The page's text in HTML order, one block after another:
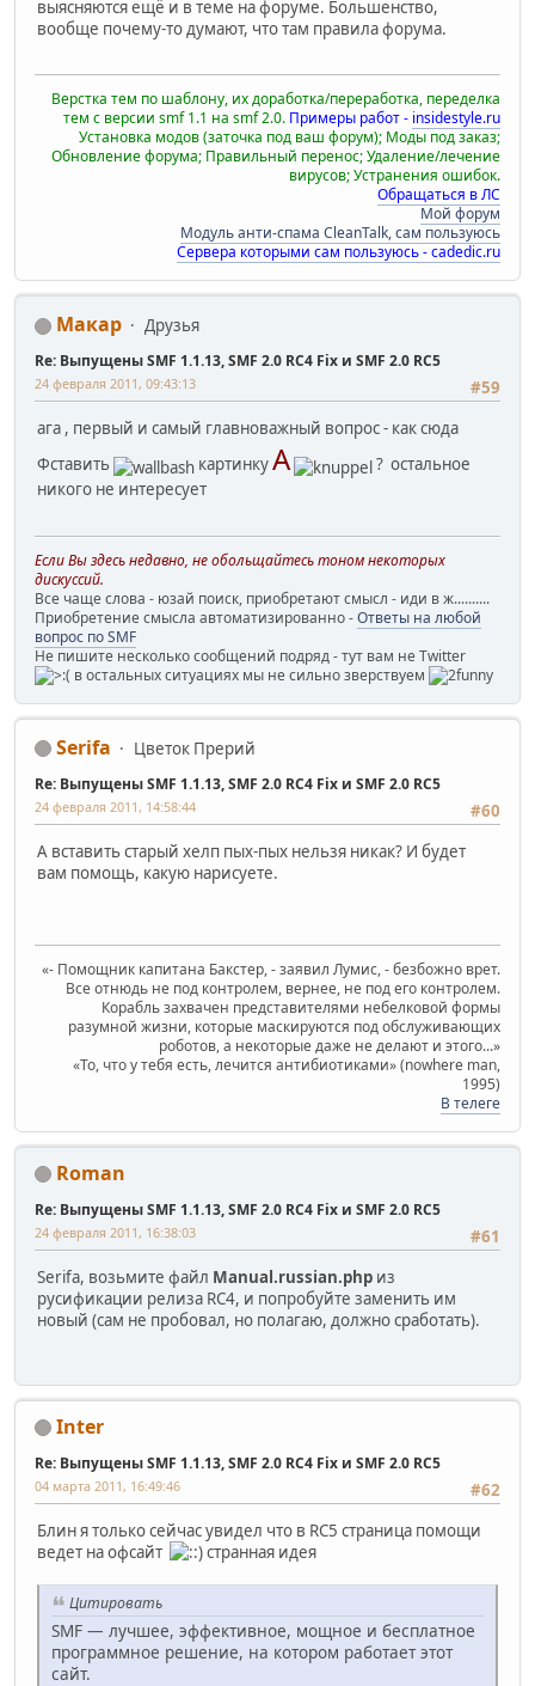
выясняются ещё и в теме на форуме. Большенство,
вообще почему-то думают, что там правила форума.
Верстка тем по шаблону, их доработка/переработка, переделка
тем с версии smf 1.1 на smf 2.0. Примеры работ - insidestyle.ru
Установка модов (заточка под ваш форум); Моды под заказ;
Обновление форума; Правильный перенос; Удаление/лечение
вирусов; Устранения ошибок.
Обращаться в ЛС
Мой форум
Модуль анти-спама CleanTalk, сам пользуюсь
Сервера которыми сам пользуюсь - cadedic.ru
Макар Друзья
Re: Выпущены SMF 1.1.13, SMF 2.0 RC4 Fix и SMF 2.0 RC5
#59
24 февраля 2011, 09:43:13
ага , первый и самый главноважный вопрос - как сюда
Фставить
картинкуА
? остальное
никого не интересует
Если Вы здесь недавно, не обольщайтесь тоном некоторых
дискуссий.
Все чаще слова - юзай поиск, приобретают смысл - иди в ж..........
Приобретение смысла автоматизированно -Ответы на любой
вопрос по SMF
Не пишите несколько сообщений подряд - тут вам не Twitter
в остальных ситуациях мы не сильно зверствуем
Serifa Цветок Прерий
Re: Выпущены SMF 1.1.13, SMF 2.0 RC4 Fix и SMF 2.0 RC5
#60
24 февраля 2011, 14:58:44
А вставить старый хелп пых-пых нельзя никак? И будет
вам помощь, какую нарисуете.
«- Помощник капитана Бакстер, - заявил Лумис, - безбожно врет.
Все отнюдь не под контролем, вернее, не под его контролем.
Корабль захвачен представителями небелковой формы
разумной жизни, которые маскируются под обслуживающих
роботов, а некоторые даже не делают и этого...»
«То, что у тебя есть, лечится антибиотиками» (nowhere man,
1995)
В телеге
Roman
Re: Выпущены SMF 1.1.13, SMF 2.0 RC4 Fix и SMF 2.0 RC5
#61
24 февраля 2011, 16:38:03
Serifa, возьмите файл Manual.russian.php из
русификации релиза RC4, и попробуйте заменить им
новый (сам не пробовал, но полагаю, должно сработать).
Inter
Re: Выпущены SMF 1.1.13, SMF 2.0 RC4 Fix и SMF 2.0 RC5
#62
04 марта 2011, 16:49:46
Блин я только сейчас увидел что в RC5 страница помощи
ведет на офсайт
странная идея
Цитировать
SMF — лучшее, эффективное, мощное и бесплатное
программное решение, на котором работает этот
сайт.